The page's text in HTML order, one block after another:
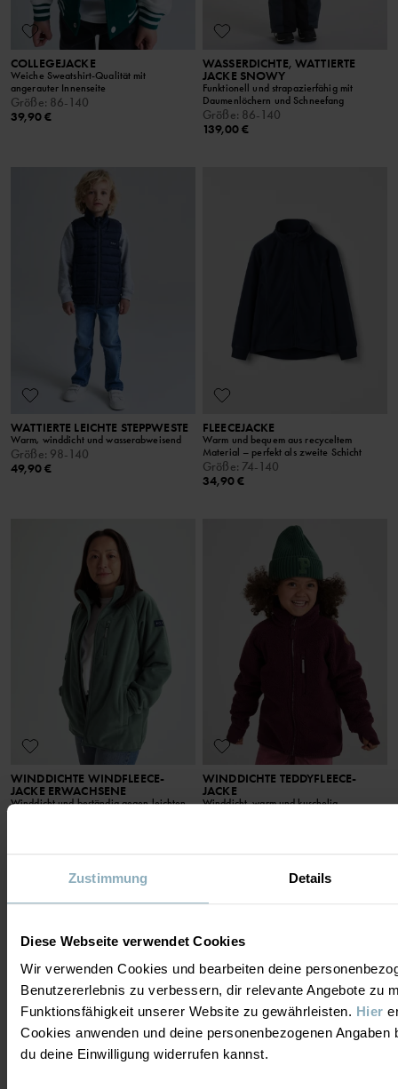
Zustimmung Details
Diese Webseite verwendet Cookies
Wir verwenden Cookies und bearbeiten deine
Benutzererlebnis zu verbessern, dir relevante Angebote zu
Funktionsfähigkeit unserer Website zu gewährleisten. Hier
Cookies anwenden und deine personenbezogenen Angaben
du deine Einwilligung widerrufen kannst.
COLLEGEJACKE
Weiche Sweatshirt-Qualität mit
angerauter Innenseite
Größe: 86-140
39,90 €
WASSERDICHTE, WATTIERTE
JACKE SNOWY
Funktionell und strapazierfähig mit
Daumenlöchern und Schneefang
Größe: 86-140
139,00 €
WATTIERTE LEICHTE STEPPWESTE
Warm, winddicht und wasserabweisend
Größe: 98-140
49,90 €
FLEECEJACKE
Warm und bequem aus recyceltem
Material – perfekt als zweite Schicht
Größe: 74-140
34,90 €
WINDDICHTE WINDFLEECE-
JACKE ERWACHSENE
Winddicht und beständig gegen leichten
ONLINE ONLY
WINDDICHTE TEDDYFLEECE-
JACKE
Winddicht, warm und kuschelig
PO.P WEATHER PRO®